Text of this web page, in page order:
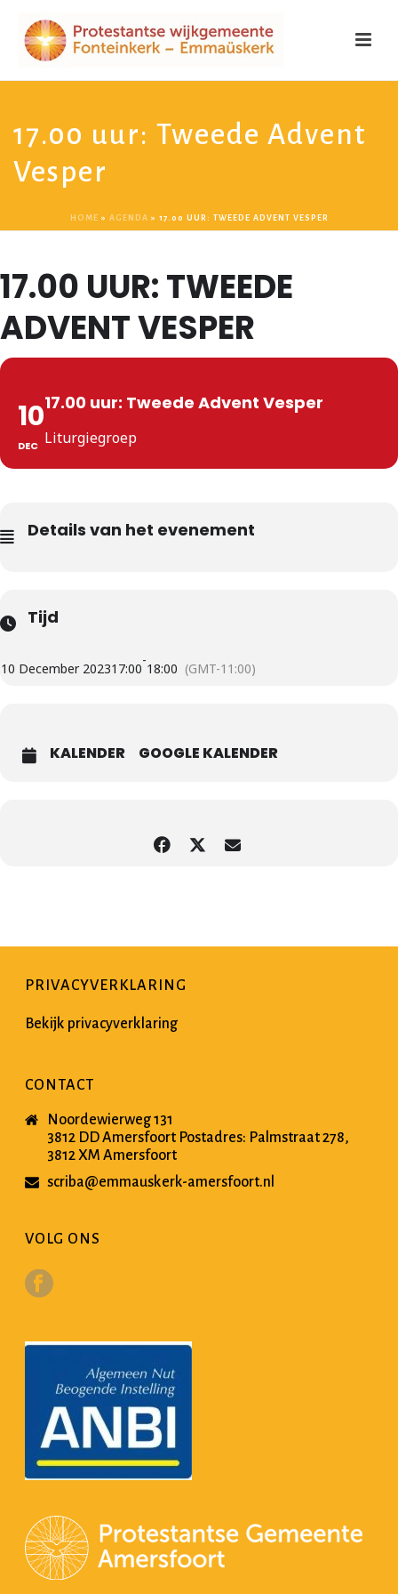
17.00 uur: Tweede Advent
Vesper
HOME » AGENDA » 17.00 UUR: TWEEDE ADVENT VESPER
17.00 UUR: TWEEDE
ADVENT VESPER
10
DEC
17.00 uur: Tweede Advent Vesper
Liturgiegroep
Details van het evenement
Tijd
10 December 202317:00
-
18:00 (GMT-11:00)
KALENDER GOOGLE KALENDER
PRIVACYVERKLARING
Bekijk privacyverklaring
CONTACT
Noordewierweg 131
3812 DD Amersfoort Postadres: Palmstraat 278,
3812 XM Amersfoort
scriba@emmauskerk-amersfoort.nl
VOLG ONS